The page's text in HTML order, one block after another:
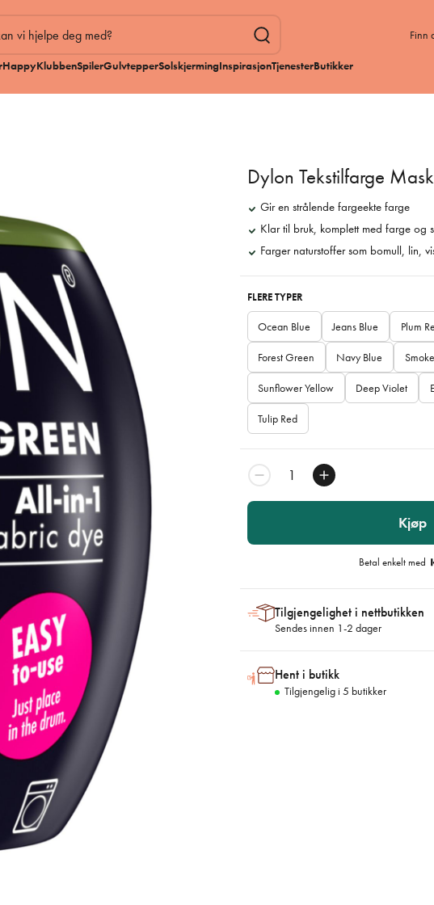
Finn
HappyKlubbenSpilerGulvtepperSolskjermingInspirasjonTjenesterButikker
Dylon Tekstilfarge
Gir en strålende fargeekte farge
Klar til bruk, komplett med farge og
Farger naturstoffer som bomull, lin,
FLERE TYPER
Ocean Blue Jeans Blue Plum
Forest Green Navy Blue
Sunflower Yellow Deep Violet
Tulip Red
Kjøp
Betal enkelt med
Tilgjengelighet i nettbutikken
Sendes innen 1-2 dager
Hent i butikk
Tilgjengelig i 5 butikker